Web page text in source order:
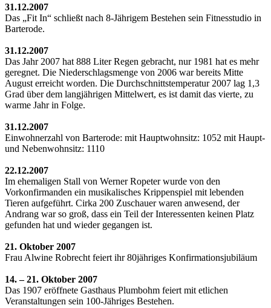
31.12.2007
Das „Fit In“ schließt nach 8-Jährigem Bestehen sein Fitnesstudio in
Barterode.
31.12.2007
Das Jahr 2007 hat 888 Liter Regen gebracht, nur 1981 hat es mehr
geregnet. Die Niederschlagsmenge von 2006 war bereits Mitte
August erreicht worden. Die Durchschnittstemperatur 2007 lag 1,3
Grad über dem langjährigen Mittelwert, es ist damit das vierte, zu
warme Jahr in Folge.
31.12.2007
Einwohnerzahl von Barterode: mit Hauptwohnsitz: 1052 mit Haupt-
und Nebenwohnsitz: 1110
22.12.2007
Im ehemaligen Stall von Werner Ropeter wurde von den
Vorkonfirmanden ein musikalisches Krippenspiel mit lebenden
Tieren aufgeführt. Cirka 200 Zuschauer waren anwesend, der
Andrang war so groß, dass ein Teil der Interessenten keinen Platz
gefunden hat und wieder gegangen ist.
21. Oktober 2007
Frau Alwine Robrecht feiert ihr 80jähriges Konfirmationsjubiläum
14. – 21. Oktober 2007
Das 1907 eröffnete Gasthaus Plumbohm feiert mit etlichen
Veranstaltungen sein 100-Jähriges Bestehen.